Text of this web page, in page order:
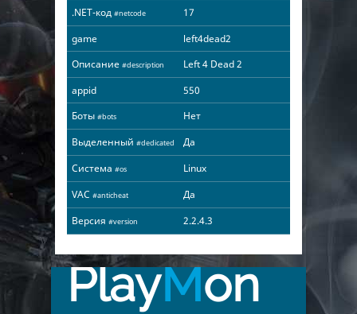
.NET-код #netcode
17
game
left4dead2
Описание #description
Left 4 Dead 2
appid
550
Боты #bots
Нет
Выделенный #dedicated
Да
Система #os
Linux
VAC #anticheat
Да
Версия #version 2.2.4.3
PlayMon